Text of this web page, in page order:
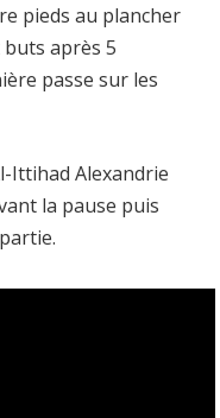
pieds au plancher
après 5
passe sur les
Ittihad Alexandrie
la pause puis